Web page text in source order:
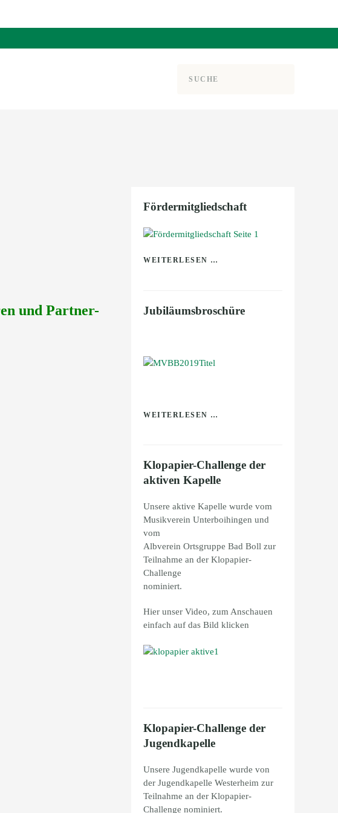
und Partner-
Fördermitgliedschaft
WEITERLESEN …
Jubiläumsbroschüre
WEITERLESEN …
Klopapier-Challenge der
aktiven Kapelle
Unsere aktive Kapelle wurde vom
Musikverein Unterboihingen und
vom
Albverein Ortsgruppe Bad Boll zur
Teilnahme an der Klopapier-
Challenge
nominiert.
Hier unser Video, zum Anschauen
einfach auf das Bild klicken
Klopapier-Challenge der
Jugendkapelle
Unsere Jugendkapelle wurde von
der Jugendkapelle Westerheim zur
Teilnahme an der Klopapier-
Challenge nominiert.